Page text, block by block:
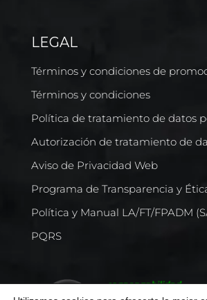
LEGAL
Términos y condiciones de
Términos y condiciones
Política de tratamiento de datos
Autorización de tratamiento de
Aviso de Privacidad Web
Programa de Transparencia y
Política y Manual LA/FT/FPADM
PQRS